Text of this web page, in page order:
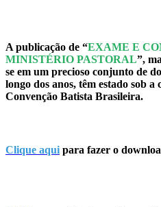
A publicação de “EXAME E
MINISTÉRIO PASTORAL”,
se em um precioso conjunto de
longo dos anos, têm estado sob
Convenção Batista Brasileira.
Clique aqui para fazer o